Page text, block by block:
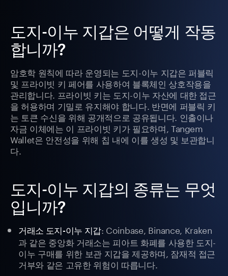
도지-이누 지갑은 어떻게 작동
합니까?
암호학 원칙에 따라 운영되는 도지-이누 지갑은 퍼블릭
및 프라이빗 키 페어를 사용하여 블록체인 상호작용을
관리합니다. 프라이빗 키는 도지-이누 자산에 대한 접근
을 허용하며 기밀로 유지해야 합니다. 반면에 퍼블릭 키
는 토큰 수신을 위해 공개적으로 공유됩니다. 인출이나
자금 이체에는 이 프라이빗 키가 필요하며, Tangem
Wallet은 안전성을 위해 칩 내에 이를 생성 및 보관합니
다.
도지-이누 지갑의 종류는 무엇
입니까?
거래소 도지-이누 지갑: Coinbase, Binance, Kraken
과 같은 중앙화 거래소는 피아트 화폐를 사용한 도지-
이누 구매를 위한 보관 지갑을 제공하며, 잠재적 접근
거부와 같은 고유한 위험이 따릅니다.